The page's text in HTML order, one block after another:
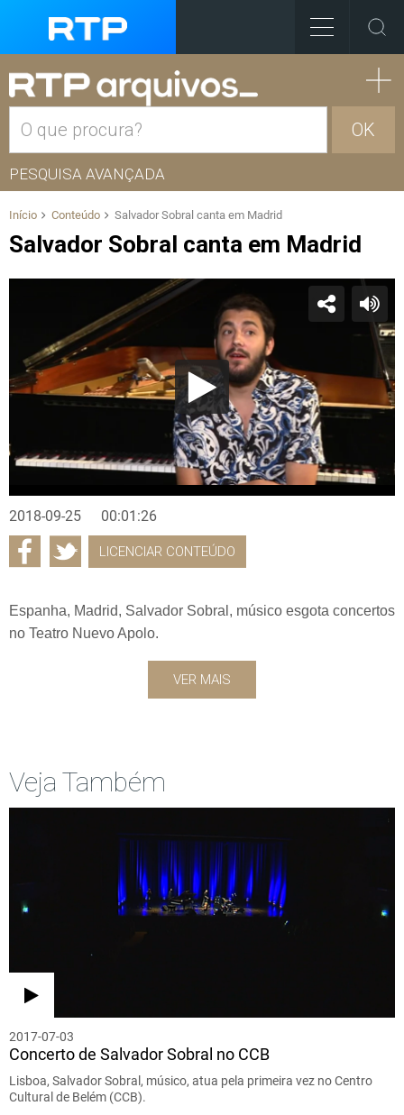
OK
PESQUISA AVANÇADA
Início Conteúdo Salvador Sobral canta em Madrid
Salvador Sobral canta em Madrid
2018-09-25 00:01:26
LICENCIAR CONTEÚDO
Espanha, Madrid, Salvador Sobral, músico esgota concertos
no Teatro Nuevo Apolo.
VER MAIS
Veja Também
2017-07-03
Concerto de Salvador Sobral no CCB
Lisboa, Salvador Sobral, músico, atua pela primeira vez no Centro
Cultural de Belém (CCB).